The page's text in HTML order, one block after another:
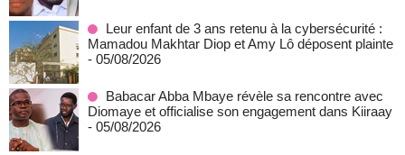
Leur enfant de 3 ans retenu à la cybersécurité :
Mamadou Makhtar Diop et Amy Lô déposent plainte
- 05/08/2026
Babacar Abba Mbaye révèle sa rencontre avec
Diomaye et officialise son engagement dans Kiiraay
- 05/08/2026